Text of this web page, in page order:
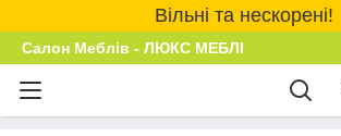
Вільні та нескорені!
Салон Меблів - ЛЮКС МЕБЛІ